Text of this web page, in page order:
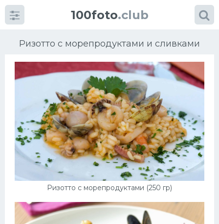
100foto.club
Ризотто с морепродуктами и сливками
Ризотто с морепродуктами (250 гр)
Категориикартинок
Супы
Мясные блюда
Печенье
Салат
Выпечка